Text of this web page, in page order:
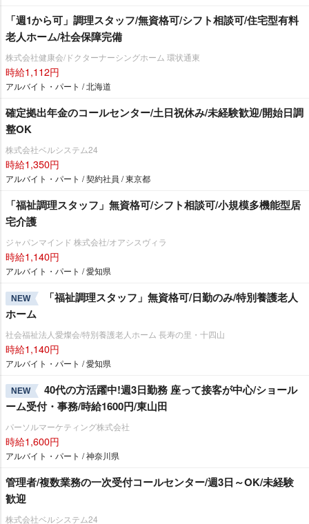
「週1から可」調理スタッフ/無資格可/シフト相談可/住宅型有料
老人ホーム/社会保障完備
株式会社健康会/ドクターナーシングホーム 環状通東
時給1,112円
アルバイト・パート / 北海道
確定拠出年金のコールセンター/土日祝休み/未経験歓迎/開始日調
整OK
株式会社ベルシステム24
時給1,350円
アルバイト・パート / 契約社員 / 東京都
「福祉調理スタッフ」無資格可/シフト相談可/小規模多機能型居
宅介護
ジャパンマインド 株式会社/オアシスヴィラ
時給1,140円
アルバイト・パート / 愛知県
NEW
「福祉調理スタッフ」無資格可/日勤のみ/特別養護老人
ホーム
社会福祉法人愛燦会/特別養護老人ホーム 長寿の里・十四山
時給1,140円
アルバイト・パート / 愛知県
NEW
40代の方活躍中!週3日勤務 座って接客が中心/ショール
ーム受付・事務/時給1600円/東山田
パーソルマーケティング株式会社
時給1,600円
アルバイト・パート / 神奈川県
管理者/複数業務の一次受付コールセンター/週3日～OK/未経験
歓迎
株式会社ベルシステム24